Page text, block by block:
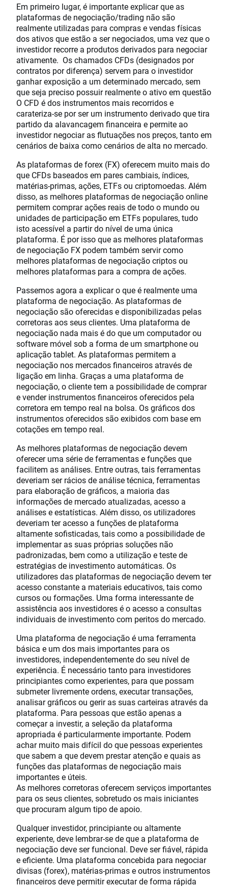
Em primeiro lugar, é importante explicar que as
plataformas de negociação/trading não são
realmente utilizadas para compras e vendas físicas
dos ativos que estão a ser negociados, uma vez que o
investidor recorre a produtos derivados para negociar
ativamente. Os chamados CFDs (designados por
contratos por diferença) servem para o investidor
ganhar exposição a um determinado mercado, sem
que seja preciso possuir realmente o ativo em questão
O CFD é dos instrumentos mais recorridos e
carateriza-se por ser um instrumento derivado que tira
partido da alavancagem financeira e permite ao
investidor negociar as flutuações nos preços, tanto em
cenários de baixa como cenários de alta no mercado.
As plataformas de forex (FX) oferecem muito mais do
que CFDs baseados em pares cambiais, índices,
matérias-primas, ações, ETFs ou criptomoedas. Além
disso, as melhores plataformas de negociação online
permitem comprar ações reais de todo o mundo ou
unidades de participação em ETFs populares, tudo
isto acessível a partir do nível de uma única
plataforma. É por isso que as melhores plataformas
de negociação FX podem também servir como
melhores plataformas de negociação criptos ou
melhores plataformas para a compra de ações.
Passemos agora a explicar o que é realmente uma
plataforma de negociação. As plataformas de
negociação são oferecidas e disponibilizadas pelas
corretoras aos seus clientes. Uma plataforma de
negociação nada mais é do que um computador ou
software móvel sob a forma de um smartphone ou
aplicação tablet. As plataformas permitem a
negociação nos mercados financeiros através de
ligação em linha. Graças a uma plataforma de
negociação, o cliente tem a possibilidade de comprar
e vender instrumentos financeiros oferecidos pela
corretora em tempo real na bolsa. Os gráficos dos
instrumentos oferecidos são exibidos com base em
cotações em tempo real.
As melhores plataformas de negociação devem
oferecer uma série de ferramentas e funções que
facilitem as análises. Entre outras, tais ferramentas
deveriam ser rácios de análise técnica, ferramentas
para elaboração de gráficos, a maioria das
informações de mercado atualizadas, acesso a
análises e estatísticas. Além disso, os utilizadores
deveriam ter acesso a funções de plataforma
altamente sofisticadas, tais como a possibilidade de
implementar as suas próprias soluções não
padronizadas, bem como a utilização e teste de
estratégias de investimento automáticas. Os
utilizadores das plataformas de negociação devem ter
acesso constante a materiais educativos, tais como
cursos ou formações. Uma forma interessante de
assistência aos investidores é o acesso a consultas
individuais de investimento com peritos do mercado.
Uma plataforma de negociação é uma ferramenta
básica e um dos mais importantes para os
investidores, independentemente do seu nível de
experiência. É necessário tanto para investidores
principiantes como experientes, para que possam
submeter livremente ordens, executar transações,
analisar gráficos ou gerir as suas carteiras através da
plataforma. Para pessoas que estão apenas a
começar a investir, a seleção da plataforma
apropriada é particularmente importante. Podem
achar muito mais difícil do que pessoas experientes
que sabem a que devem prestar atenção e quais as
funções das plataformas de negociação mais
importantes e úteis.
As melhores corretoras oferecem serviços importantes
para os seus clientes, sobretudo os mais iniciantes
que procuram algum tipo de apoio.
Qualquer investidor, principiante ou altamente
experiente, deve lembrar-se de que a plataforma de
negociação deve ser funcional. Deve ser fiável, rápida
e eficiente. Uma plataforma concebida para negociar
divisas (forex), matérias-primas e outros instrumentos
financeiros deve permitir executar de forma rápida